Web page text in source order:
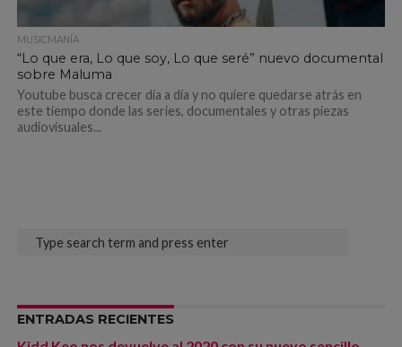
MUSICMANÍA
“Lo que era, Lo que soy, Lo que seré” nuevo documental
sobre Maluma
Youtube busca crecer día a día y no quiere quedarse atrás en
este tiempo donde las series, documentales y otras piezas
audiovisuales...
ENTRADAS RECIENTES